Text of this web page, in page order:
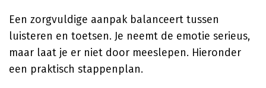
Een zorgvuldige aanpak balanceert tussen
luisteren en toetsen. Je neemt de emotie serieus,
maar laat je er niet door meeslepen. Hieronder
een praktisch stappenplan.